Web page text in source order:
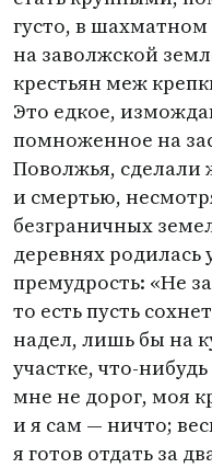
густо, в
на заволжской
крестьян меж
Это едкое,
помноженное на
Поволжья, сделали
и смертью,
безграничных
деревнях родилась
премудрость: «Не
то есть пусть
надел, лишь бы на
участке, что-
мне не дорог, моя
и я сам — ничто;
я готов отдать за